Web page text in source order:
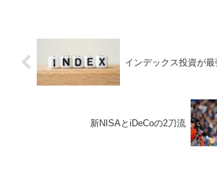
インデックス投資が最
新NISAとiDeCoの2刀流